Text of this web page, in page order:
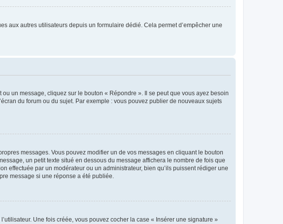
aux autres utilisateurs depuis un formulaire dédié. Cela permet d’empêcher une
un message, cliquez sur le bouton « Répondre ». Il se peut que vous ayez besoin
du forum ou du sujet. Par exemple : vous pouvez publier de nouveaux sujets
messages. Vous pouvez modifier un de vos messages en cliquant le bouton
un petit texte situé en dessous du message affichera le nombre de fois que
effectuée par un modérateur ou un administrateur, bien qu’ils puissent rédiger une
message si une réponse a été publiée.
Une fois créée, vous pouvez cocher la case « Insérer une signature »